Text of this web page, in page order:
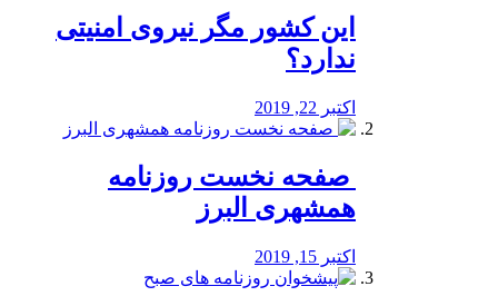
این کشور مگر نیروی امنیتی
ندارد؟
اکتبر 22, 2019
️ صفحه نخست روزنامه‌
همشهری البرز
اکتبر 15, 2019